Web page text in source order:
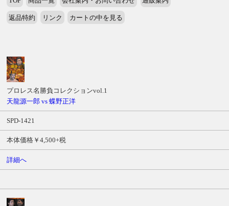
返品特約 リンク カートの中を見る
品
号
プロレス名勝負コレクションvol.1
天龍源一郎 vs 蝶野正洋
SPD-1421
本体価格￥4,500+税
詳細へ